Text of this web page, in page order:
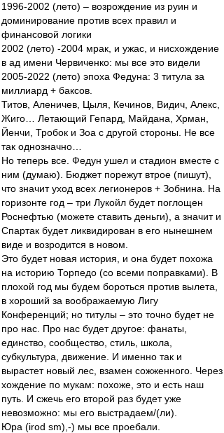
1996-2002 (лето) – возрождение из руин и
доминирование против всех правил и
финансовой логики
2002 (лето) -2004 мрак, и ужас, и нисхождение
в ад имени Червиченко: мы все это видели
2005-2022 (лето) эпоха Федуна: 3 титула за
миллиард + баксов.
Титов, Аленичев, Цыля, Кечинов, Видич, Алекс,
Жиго… Летающий Гепард, Майдана, Хрман,
Йенчи, Тробок и Зоа с другой стороны. Не все
так однозначно…
Но теперь все. Федун ушел и стадион вместе с
ним (думаю). Бюджет порежут втрое (пишут),
что значит уход всех легионеров + Зобнина. На
горизонте год – три Лукойл будет поглощен
Роснефтью (можете ставить деньги), а значит и
Спартак будет ликвидирован в его нынешнем
виде и возродится в новом.
Это будет новая история, и она будет похожа
на историю Торпедо (со всеми поправками). В
плохой год мы будем бороться против вылета,
в хороший за воображаемую Лигу
Конференций; но титулы – это точно будет не
про нас. Про нас будет другое: фанаты,
единство, сообщество, стиль, школа,
субкультура, движение. И именно так и
вырастет новый лес, взамен сожженного. Через
хождение по мукам: похоже, это и есть наш
путь. И сжечь его второй раз будет уже
невозможно: мы его выстрадаем/(ли).
Юра (irod sm),-) мы все проебали.